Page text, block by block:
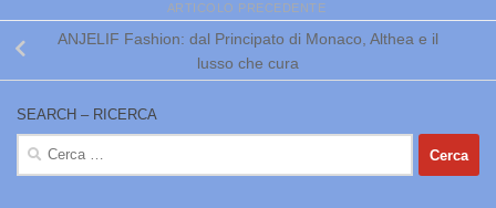
ARTICOLO PRECEDENTE
ANJELIF Fashion: dal Principato di Monaco, Althea e il
lusso che cura
SEARCH – RICERCA
Ricerca
per: